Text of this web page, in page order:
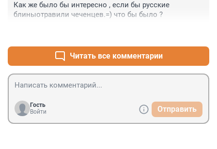
Как же было бы интересно , если бы русские
блиныотравили чеченцев.=) что бы было ?
Читать все комментарии
Гость
Войти
Отправить